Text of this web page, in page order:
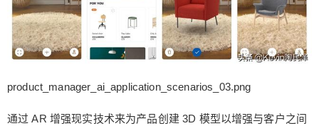
product_manager_ai_application_scenarios_03.png
通过 AR 增强现实技术来为产品创建 3D 模型以增强与客户之间